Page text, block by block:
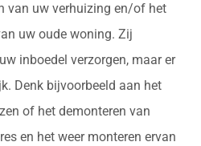
van uw verhuizing en/of het
uw oude woning. Zij
inboedel verzorgen, maar er
Denk bijvoorbeeld aan het
of het demonteren van
en het weer monteren ervan